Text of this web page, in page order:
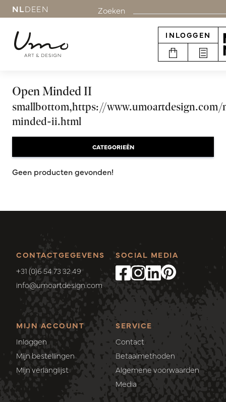
NLDEEN Zoeken
INLOGGEN
Open Minded II
smallbottom,https://
minded-ii.html
CATEGORIEËN
Geen producten gevonden!
CONTACTGEGEVENS
+31 (0)6 54 73 32 49
info@umoartdesign.com
MIJN ACCOUNT
Inloggen
Mijn bestellingen
Mijn verlanglijst
SERVICE
Contact
Betaalmethoden
Algemene voorwaarden
Media
SOCIAL MEDIA